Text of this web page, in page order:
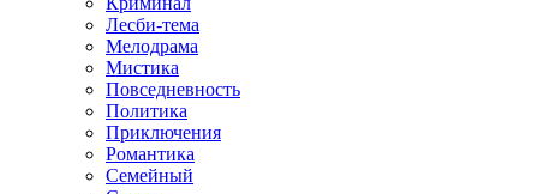
Лесби-тема
Мелодрама
Мистика
Повседневность
Политика
Приключения
Романтика
Семейный